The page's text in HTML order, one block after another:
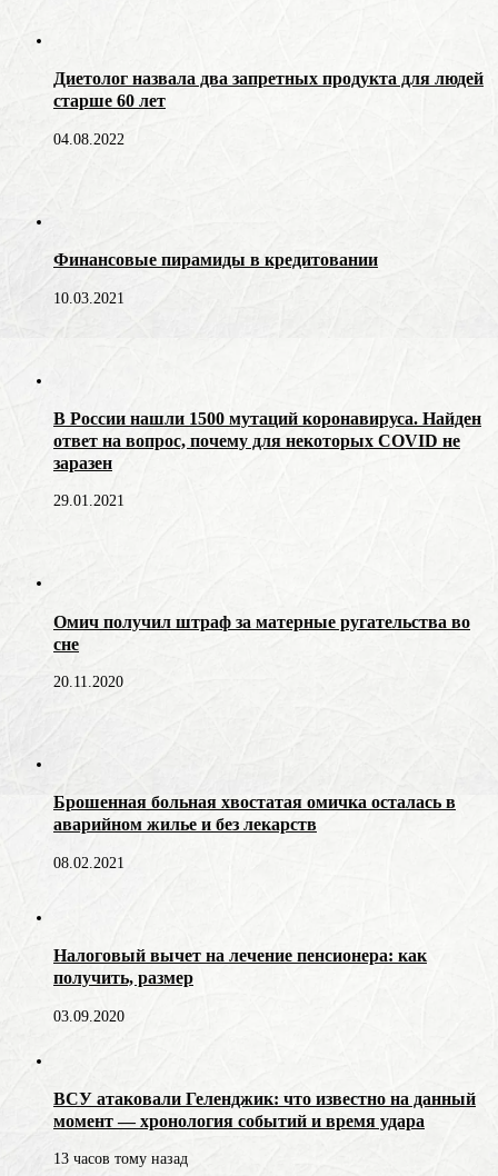
Диетолог назвала два запретных продукта для людей
старше 60 лет
04.08.2022
Финансовые пирамиды в кредитовании
10.03.2021
В России нашли 1500 мутаций коронавируса. Найден
ответ на вопрос, почему для некоторых COVID не
заразен
29.01.2021
Омич получил штраф за матерные ругательства во
сне
20.11.2020
Брошенная больная хвостатая омичка осталась в
аварийном жилье и без лекарств
08.02.2021
Налоговый вычет на лечение пенсионера: как
получить, размер
03.09.2020
ВСУ атаковали Геленджик: что известно на данный
момент — хронология событий и время удара
13 часов тому назад